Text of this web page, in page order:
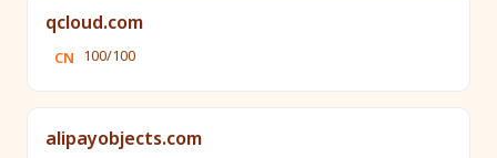
qcloud.com
CN 100/100
alipayobjects.com